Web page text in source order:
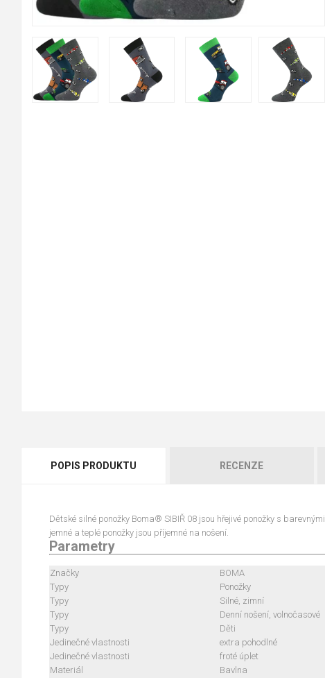
POPIS PRODUKTU RECENZE
Dětské silné ponožky Boma® SIBIŘ 08 jsou hřejivé ponožky s
jemné a teplé ponožky jsou příjemné na nošení.
Parametry
Značky
BOMA
Typy
Ponožky
Typy
Silné, zimní
Typy
Denní nošení, volnočasové
Typy
Děti
Jedinečné vlastnosti
extra pohodlné
Jedinečné vlastnosti
froté úplet
Materiál
Bavlna